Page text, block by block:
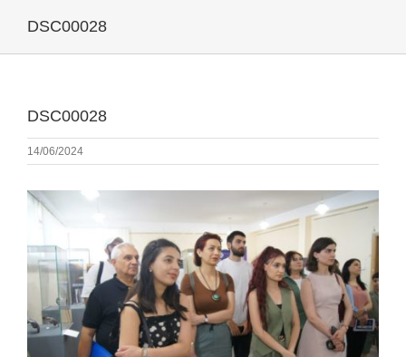
DSC00028
DSC00028
14/06/2024